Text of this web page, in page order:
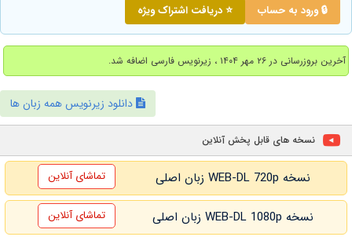
🔒 ورود به حساب ⭐ دریافت اشتراک ویژه
آخرین بروزرسانی در ۲۶ مهر ۱۴۰۴ ، زیرنویس فارسی اضافه شد.
دانلود زیرنویس همه زبان ها
نسخه های قابل پخش آنلاین
نسخه WEB-DL 720p زبان اصلی تماشای آنلاین
نسخه WEB-DL 1080p زبان اصلی تماشای آنلاین